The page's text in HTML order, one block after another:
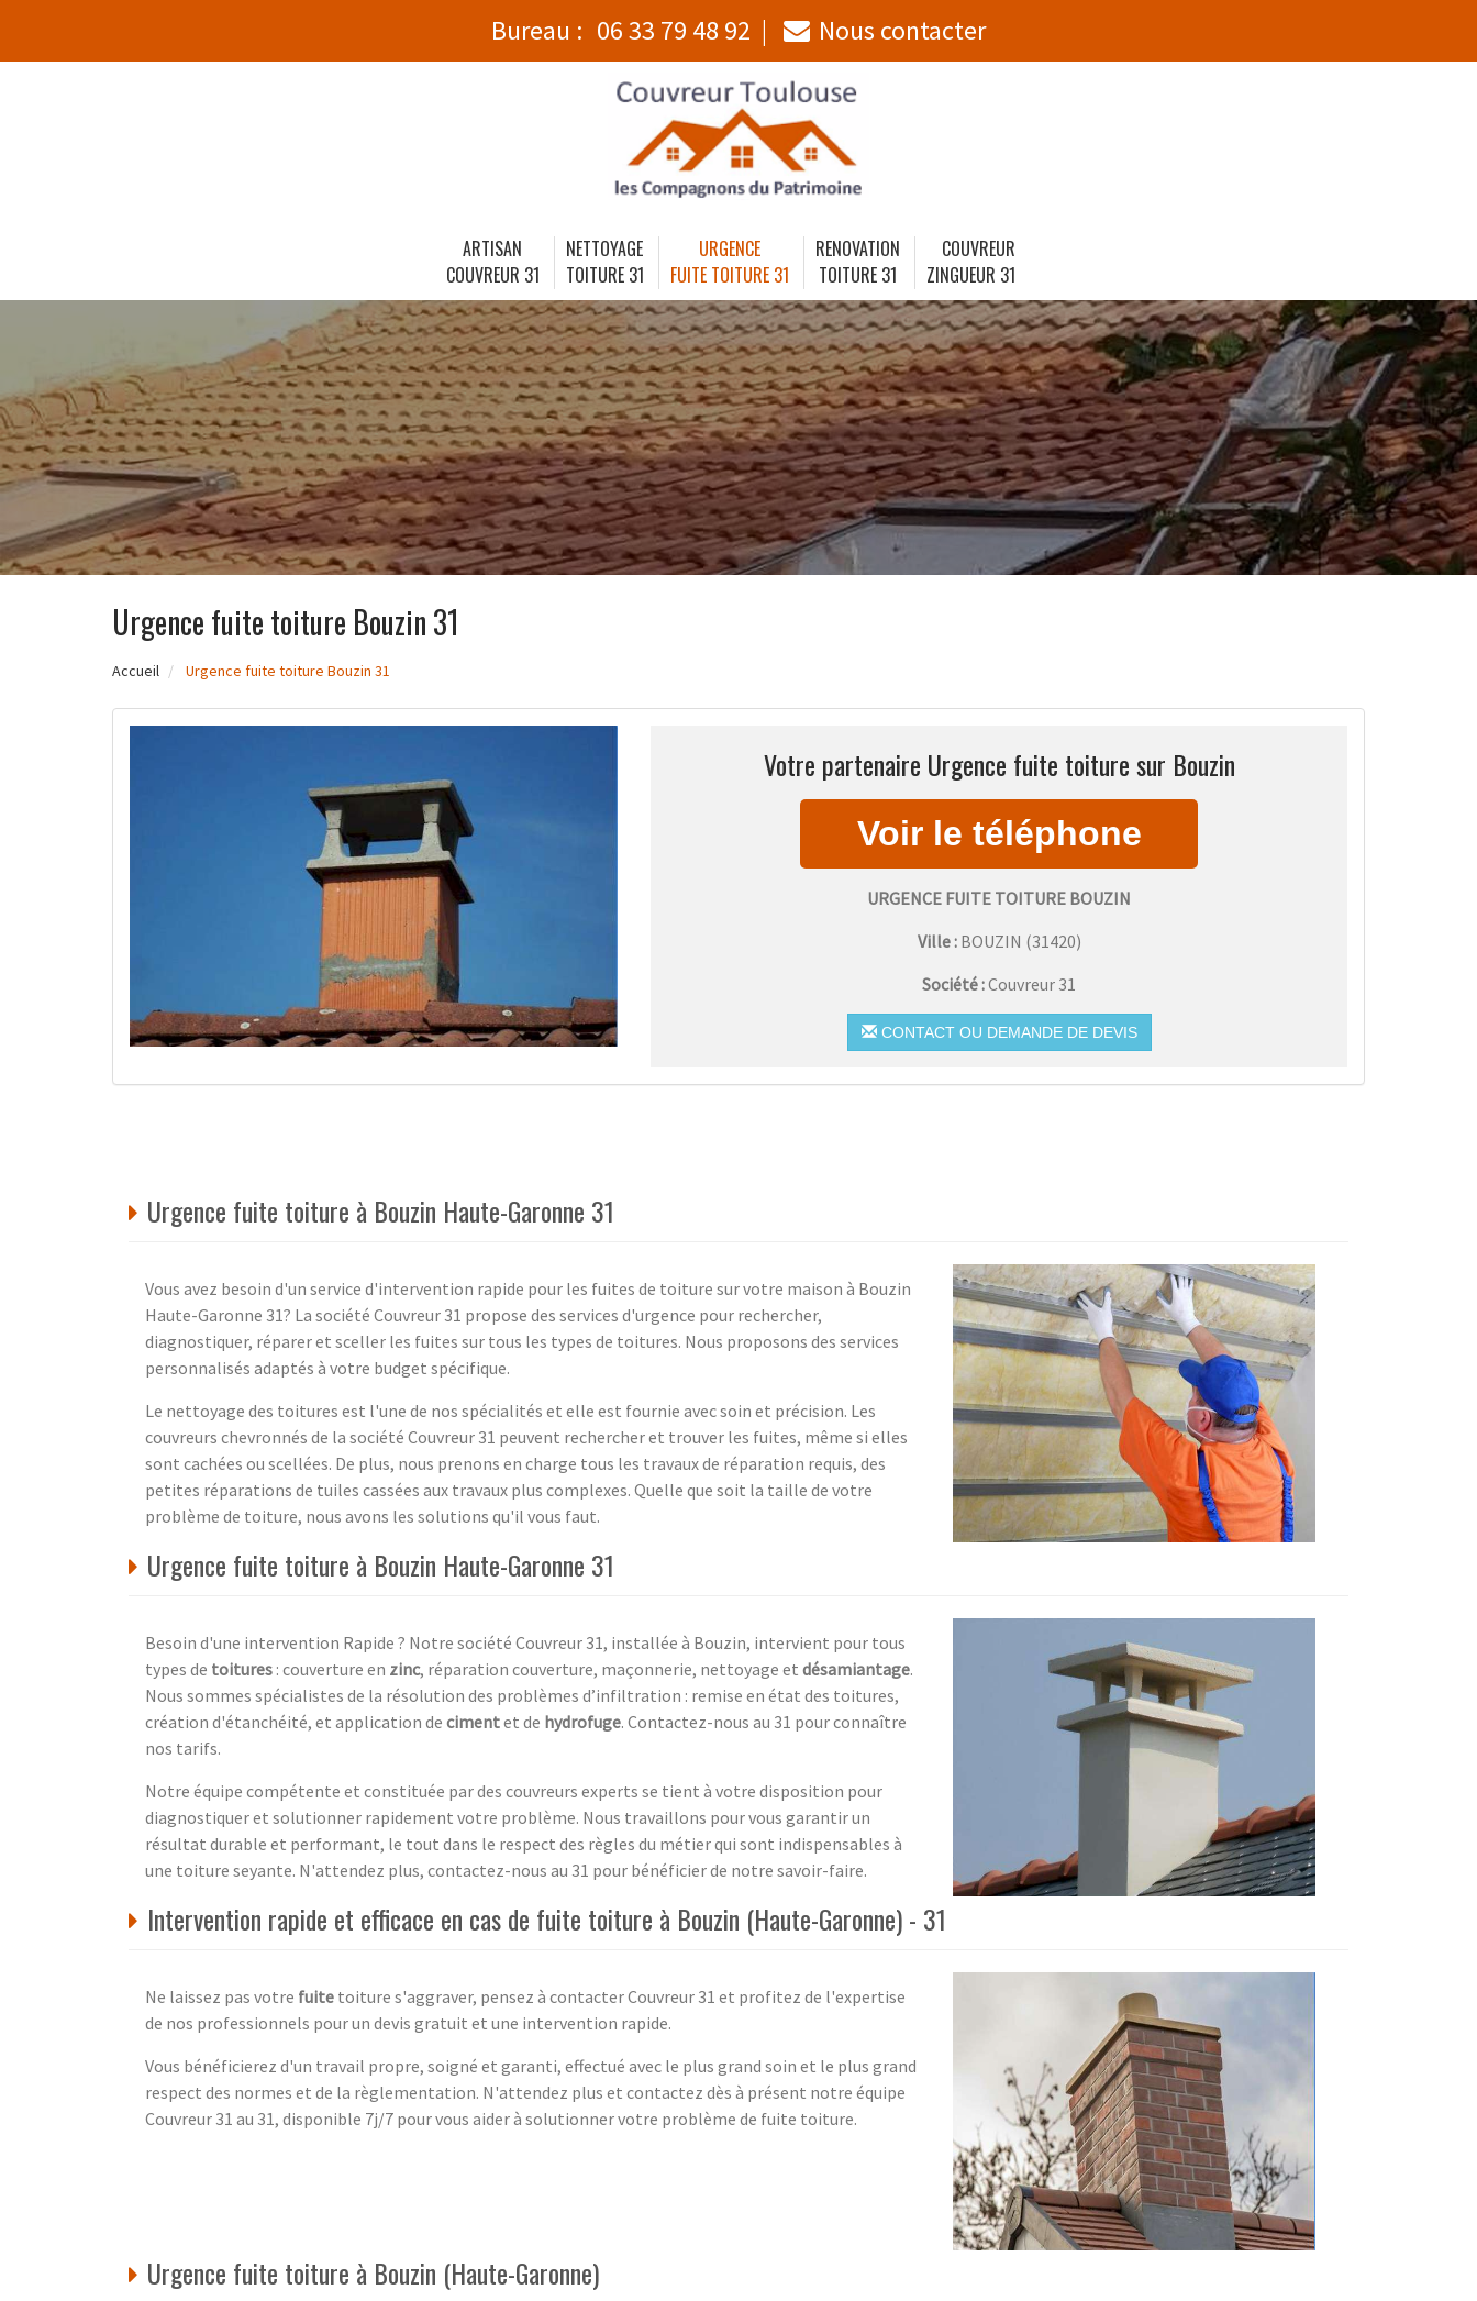
Bureau : 06 33 79 48 92 Nous contacter
ARTISAN
COUVREUR 31
NETTOYAGE
TOITURE 31
URGENCE
FUITE TOITURE 31
RENOVATION
TOITURE 31
COUVREUR
ZINGUEUR 31
Urgence fuite toiture Bouzin 31
Accueil Urgence fuite toiture Bouzin 31
Votre partenaire Urgence fuite toiture sur Bouzin
URGENCE FUITE TOITURE BOUZIN
Ville : BOUZIN (31420)
Société :Couvreur 31
CONTACT OU DEMANDE DE DEVIS
Urgence fuite toiture à Bouzin Haute-Garonne 31
Vous avez besoin d'un service d'intervention rapide pour les fuites de toiture sur votre maison à Bouzin
Haute-Garonne 31? La société Couvreur 31 propose des services d'urgence pour rechercher,
diagnostiquer, réparer et sceller les fuites sur tous les types de toitures. Nous proposons des services
personnalisés adaptés à votre budget spécifique.
Le nettoyage des toitures est l'une de nos spécialités et elle est fournie avec soin et précision. Les
couvreurs chevronnés de la société Couvreur 31 peuvent rechercher et trouver les fuites, même si elles
sont cachées ou scellées. De plus, nous prenons en charge tous les travaux de réparation requis, des
petites réparations de tuiles cassées aux travaux plus complexes. Quelle que soit la taille de votre
problème de toiture, nous avons les solutions qu'il vous faut.
Urgence fuite toiture à Bouzin Haute-Garonne 31
Besoin d'une intervention Rapide ? Notre société Couvreur 31, installée à Bouzin, intervient pour tous
types de toitures : couverture en zinc, réparation couverture, maçonnerie, nettoyage et désamiantage.
Nous sommes spécialistes de la résolution des problèmes d’infiltration : remise en état des toitures,
création d'étanchéité, et application de cimentet de hydrofuge. Contactez-nous au 31 pour connaître
nos tarifs.
Notre équipe compétente et constituée par des couvreurs experts se tient à votre disposition pour
diagnostiquer et solutionner rapidement votre problème. Nous travaillons pour vous garantir un
résultat durable et performant, le tout dans le respect des règles du métier qui sont indispensables à
une toiture seyante. N'attendez plus, contactez-nous au 31 pour bénéficier de notre savoir-faire.
Intervention rapide et efficace en cas de fuite toiture à Bouzin (Haute-Garonne) - 31
Ne laissez pas votre fuite toiture s'aggraver, pensez à contacter Couvreur 31 et profitez de l'expertise
de nos professionnels pour un devis gratuit et une intervention rapide.
Vous bénéficierez d'un travail propre, soigné et garanti, effectué avec le plus grand soin et le plus grand
respect des normes et de la règlementation. N'attendez plus et contactez dès à présent notre équipe
Couvreur 31 au 31, disponible 7j/7 pour vous aider à solutionner votre problème de fuite toiture.
Urgence fuite toiture à Bouzin (Haute-Garonne)